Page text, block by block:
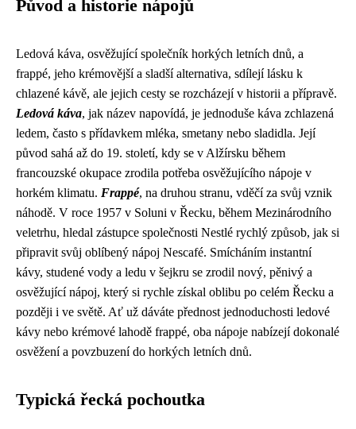
Původ a historie nápojů
Ledová káva, osvěžující společník horkých letních dnů, a
frappé, jeho krémovější a sladší alternativa, sdílejí lásku k
chlazené kávě, ale jejich cesty se rozcházejí v historii a přípravě.
Ledová káva, jak název napovídá, je jednoduše káva zchlazená
ledem, často s přídavkem mléka, smetany nebo sladidla. Její
původ sahá až do 19. století, kdy se v Alžírsku během
francouzské okupace zrodila potřeba osvěžujícího nápoje v
horkém klimatu. Frappé, na druhou stranu, vděčí za svůj vznik
náhodě. V roce 1957 v Soluni v Řecku, během Mezinárodního
veletrhu, hledal zástupce společnosti Nestlé rychlý způsob, jak si
připravit svůj oblíbený nápoj Nescafé. Smícháním instantní
kávy, studené vody a ledu v šejkru se zrodil nový, pěnivý a
osvěžující nápoj, který si rychle získal oblibu po celém Řecku a
později i ve světě. Ať už dáváte přednost jednoduchosti ledové
kávy nebo krémové lahodě frappé, oba nápoje nabízejí dokonalé
osvěžení a povzbuzení do horkých letních dnů.
Typická řecká pochoutka